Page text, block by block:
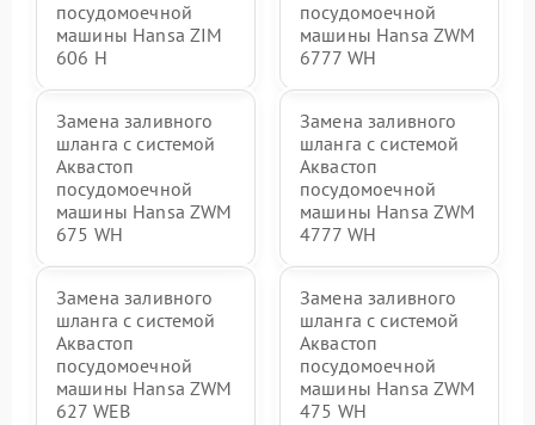
посудомоечной
машины Hansa ZIM
606 Н
посудомоечной
машины Hansa ZWM
6777 WH
Замена заливного
шланга с системой
Аквастоп
посудомоечной
машины Hansa ZWM
675 WH
Замена заливного
шланга с системой
Аквастоп
посудомоечной
машины Hansa ZWM
4777 WH
Замена заливного
шланга с системой
Аквастоп
посудомоечной
машины Hansa ZWM
627 WEB
Замена заливного
шланга с системой
Аквастоп
посудомоечной
машины Hansa ZWM
475 WH